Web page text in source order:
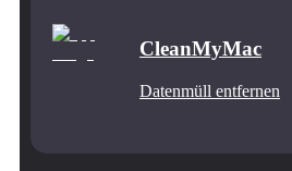
CleanMyMac
Datenmüll entfernen